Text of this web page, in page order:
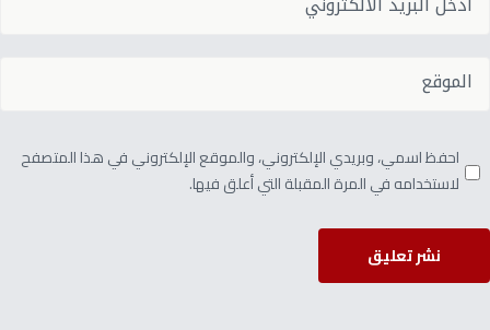
احفظ اسمي، وبريدي الإلكتروني، والموقع الإلكتروني في هذا المتصفح
لاستخدامه في المرة المقبلة التي أعلق فيها.
نشر تعليق